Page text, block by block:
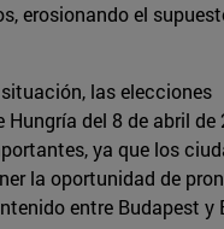
erosionando el
las elecciones
del 8 de abril de
ya que los
la oportunidad de
entre Budapest y